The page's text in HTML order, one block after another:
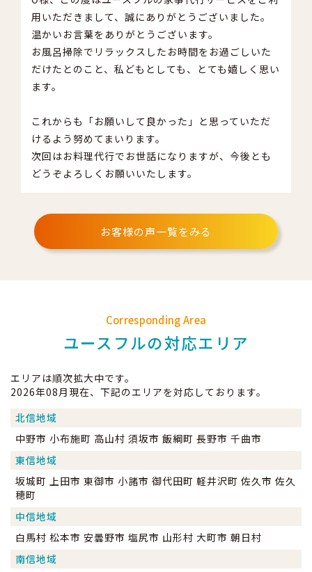
用いただきまして、誠にありがとうございました。
温かいお言葉をありがとうございます。
お風呂掃除でリラックスしたお時間をお過ごしいた
だけたとのこと、私どもとしても、とても嬉しく思い
ます。
これからも「お願いして良かった」と思っていただ
けるよう努めてまいります。
次回はお料理代行でお世話になりますが、今後とも
どうぞよろしくお願いいたします。
お客様の声一覧をみる
Corresponding Area
ユースフルの対応エリア
エリアは順次拡大中です。
2026年08月現在、下記のエリアを対応しております。
北信地域
中野市 小布施町 高山村 須坂市 飯綱町 長野市 千曲市
東信地域
坂城町 上田市 東御市 小諸市 御代田町 軽井沢町 佐久市 佐久
穂町
中信地域
白馬村 松本市 安曇野市 塩尻市 山形村 大町市 朝日村
南信地域